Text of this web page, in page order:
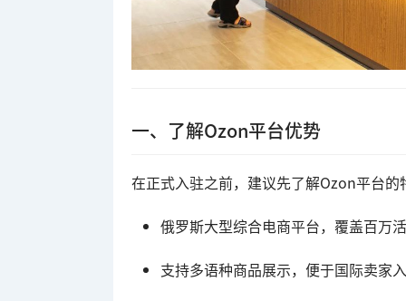
一、了解Ozon平台优势
在正式入驻之前，建议先了解Ozon平台的
俄罗斯大型综合电商平台，覆盖百万
支持多语种商品展示，便于国际卖家